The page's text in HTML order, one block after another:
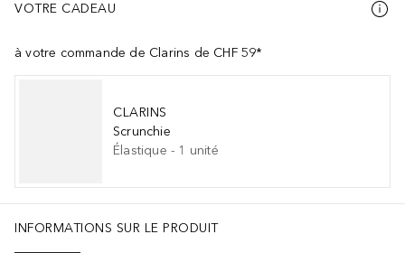
VOTRE CADEAU
à votre commande de Clarins de CHF 59*
CLARINS
Scrunchie
Élastique - 1 unité
INFORMATIONS SUR LE PRODUIT